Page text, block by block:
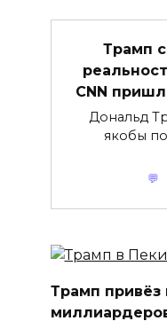
Трамп
CNN
Дональд
якобы
Трамп привёз